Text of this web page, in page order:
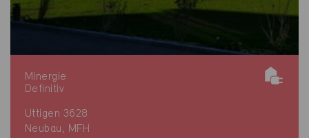
Minergie
Definitiv
Uttigen 3628
Neubau, MFH